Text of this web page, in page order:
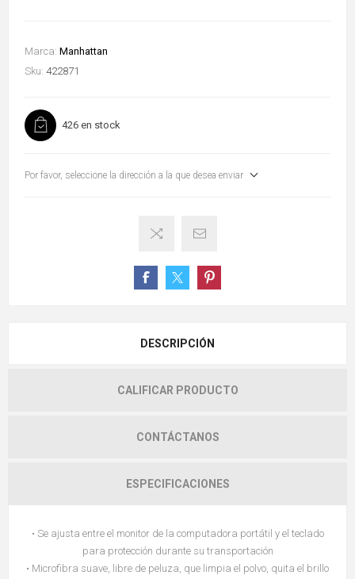
Marca: Manhattan
Sku: 422871
426 en stock
Por favor, seleccione la dirección a la que desea enviar
DESCRIPCIÓN
CALIFICAR PRODUCTO
CONTÁCTANOS
ESPECIFICACIONES
• Se ajusta entre el monitor de la computadora portátil y el teclado
para protección durante su transportación
• Microfibra suave, libre de peluza, que limpia el polvo, quita el brillo